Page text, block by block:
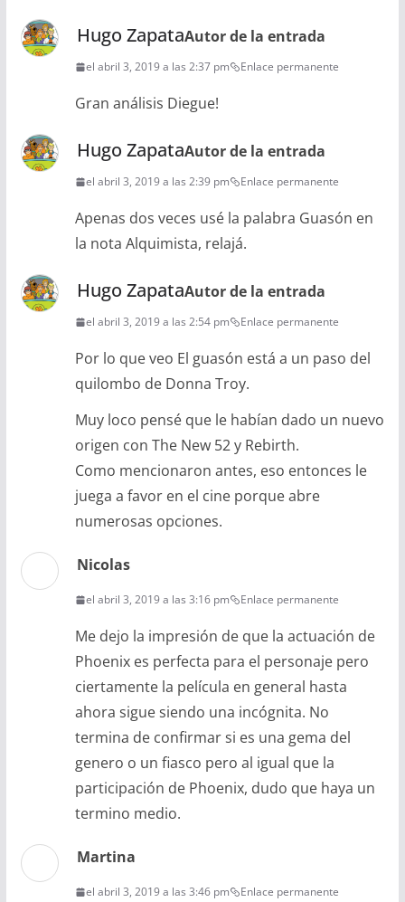
Hugo ZapataAutor de la entrada
el abril 3, 2019 a las 2:37 pm Enlace permanente
Gran análisis Diegue!
Hugo ZapataAutor de la entrada
el abril 3, 2019 a las 2:39 pm Enlace permanente
Apenas dos veces usé la palabra Guasón en
la nota Alquimista, relajá.
Hugo ZapataAutor de la entrada
el abril 3, 2019 a las 2:54 pm Enlace permanente
Por lo que veo El guasón está a un paso del
quilombo de Donna Troy.
Muy loco pensé que le habían dado un nuevo
origen con The New 52 y Rebirth.
Como mencionaron antes, eso entonces le
juega a favor en el cine porque abre
numerosas opciones.
Nicolas
el abril 3, 2019 a las 3:16 pm Enlace permanente
Me dejo la impresión de que la actuación de
Phoenix es perfecta para el personaje pero
ciertamente la película en general hasta
ahora sigue siendo una incógnita. No
termina de confirmar si es una gema del
genero o un fiasco pero al igual que la
participación de Phoenix, dudo que haya un
termino medio.
Martina
el abril 3, 2019 a las 3:46 pm Enlace permanente